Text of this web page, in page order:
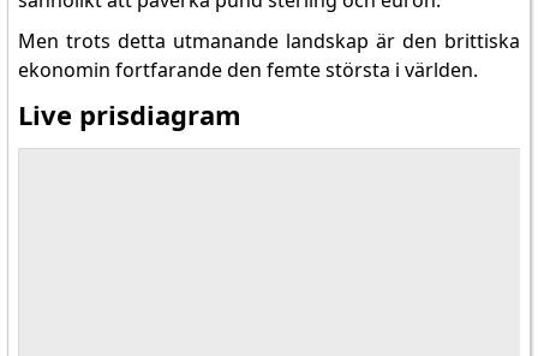
Men trots detta utmanande landskap är den brittiska
ekonomin fortfarande den femte största i världen.
Live prisdiagram